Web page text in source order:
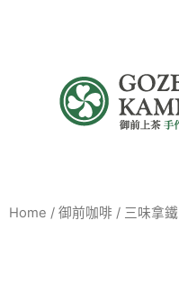
Home / 御前咖啡 / 三味拿鐵